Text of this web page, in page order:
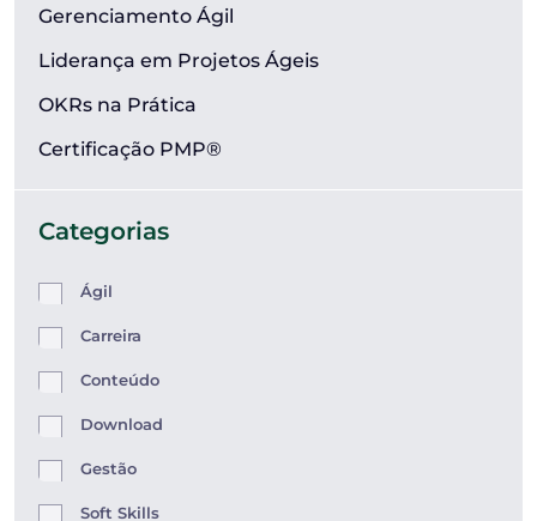
Gerenciamento Ágil
Liderança em Projetos Ágeis
OKRs na Prática
Certificação PMP®
Categorias
Ágil
Carreira
Conteúdo
Download
Gestão
Soft Skills